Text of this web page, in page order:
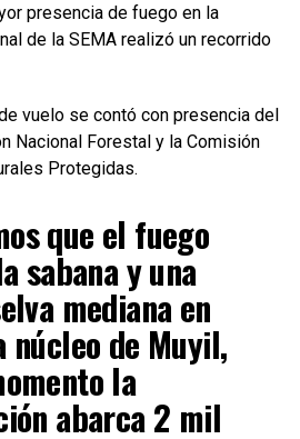
presencia de fuego en la
de la SEMA realizó un recorrido
vuelo se contó con presencia del
Nacional Forestal y la Comisión
Protegidas.
que el fuego
sabana y una
mediana en
núcleo de Muyil,
la
abarca 2 mil